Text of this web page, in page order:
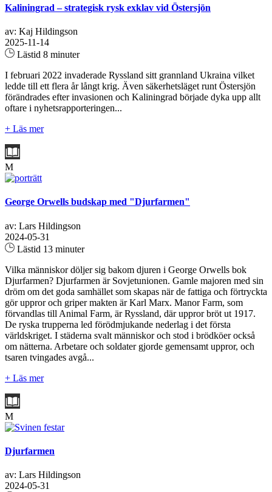
Kaliningrad – strategisk rysk exklav vid Östersjön
av: Kaj Hildingson
2025-11-14
Lästid 8 minuter
I februari 2022 invaderade Ryssland sitt grannland Ukraina vilket
ledde till ett flera år långt krig. Även säkerhetsläget runt Östersjön
förändrades efter invasionen och Kaliningrad började dyka upp allt
oftare i nyhetsrapporteringen...
+ Läs mer
M
George Orwells budskap med "Djurfarmen"
av: Lars Hildingson
2024-05-31
Lästid 13 minuter
Vilka människor döljer sig bakom djuren i George Orwells bok
Djurfarmen? Djurfarmen är Sovjetunionen. Gamle majoren med sin
dröm om det goda samhället som skapas när de fattiga och förtryckta
gör uppror och griper makten är Karl Marx. Manor Farm, som
förvandlas till Animal Farm, är Ryssland, där uppror bröt ut 1917.
De ryska trupperna led förödmjukande nederlag i det första
världskriget. I städerna svalt människor och stod i brödköer också
om nätterna. Arbetare och soldater gjorde gemensamt uppror, och
tsaren tvingades avgå...
+ Läs mer
M
Djurfarmen
av: Lars Hildingson
2024-05-31